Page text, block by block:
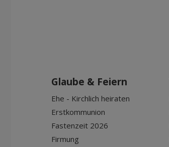
Glaube & Feiern
Ehe - Kirchlich heiraten
Erstkommunion
Fastenzeit 2026
Firmung